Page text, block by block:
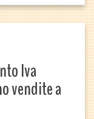
Iva
vendite a